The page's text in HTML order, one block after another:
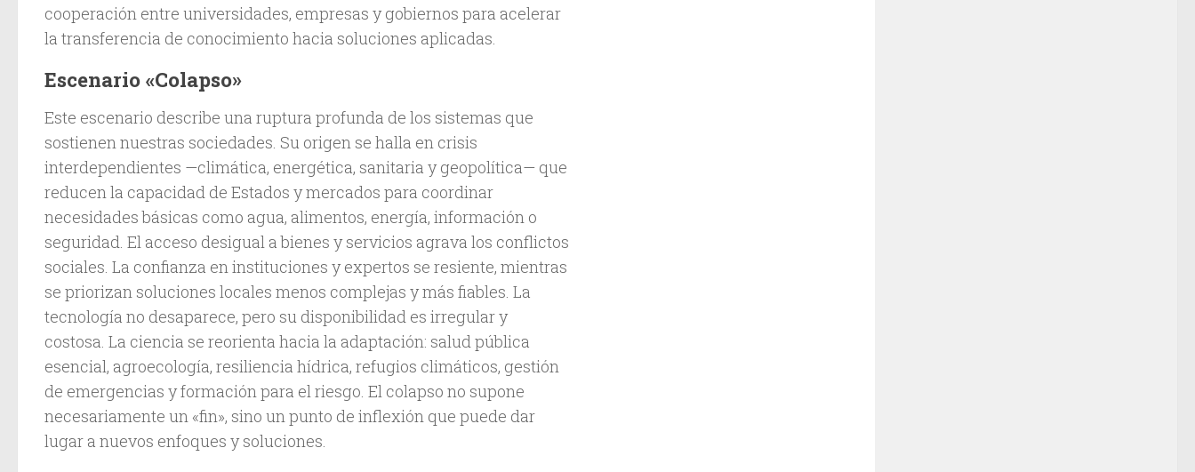
cooperación entre universidades, empresas y gobiernos para acelerar
la transferencia de conocimiento hacia soluciones aplicadas.
Escenario «Colapso»
Este escenario describe una ruptura profunda de los sistemas que
sostienen nuestras sociedades. Su origen se halla en crisis
interdependientes —climática, energética, sanitaria y geopolítica— que
reducen la capacidad de Estados y mercados para coordinar
necesidades básicas como agua, alimentos, energía, información o
seguridad. El acceso desigual a bienes y servicios agrava los conflictos
sociales. La confianza en instituciones y expertos se resiente, mientras
se priorizan soluciones locales menos complejas y más fiables. La
tecnología no desaparece, pero su disponibilidad es irregular y
costosa. La ciencia se reorienta hacia la adaptación: salud pública
esencial, agroecología, resiliencia hídrica, refugios climáticos, gestión
de emergencias y formación para el riesgo. El colapso no supone
necesariamente un «fin», sino un punto de inflexión que puede dar
lugar a nuevos enfoques y soluciones.